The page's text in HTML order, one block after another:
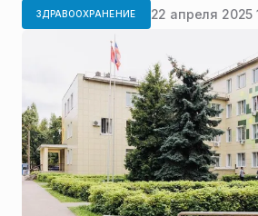
ЗДРАВООХРАНЕНИЕ 22 апреля 2025